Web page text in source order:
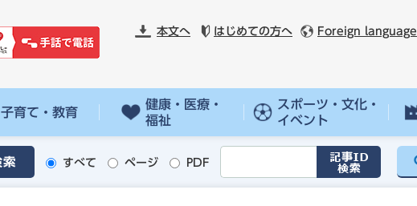
本文へ はじめての方へ Foreign language
子育て・教育
健康・医療・
福祉
スポーツ・文化・
イベント
すべて ページ PDF